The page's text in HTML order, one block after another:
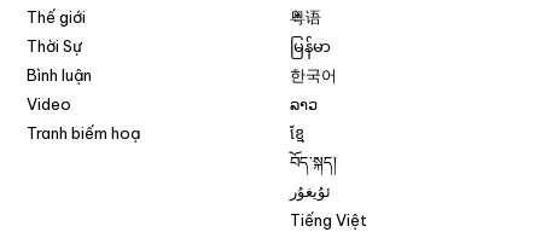
Thế giới
Thời Sự
Bình luận
Video
Tranh biếm hoạ
粤语
မြန်မာ
한국어
ລາວ
ខ្មែ
བོད་སྐད།
ئۇيغۇر
Tiếng Việt